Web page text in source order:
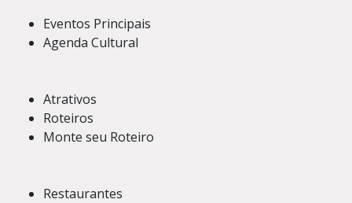
Eventos Principais
Agenda Cultural
Atrativos
Roteiros
Monte seu Roteiro
Restaurantes